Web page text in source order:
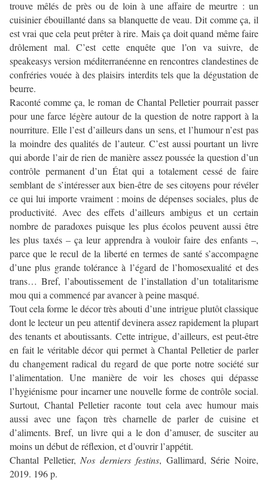
trouve mêlés de près ou de loin à une affaire de meurtre : un
cuisinier ébouillanté dans sa blanquette de veau. Dit comme ça, il
est vrai que cela peut prêter à rire. Mais ça doit quand même faire
drôlement mal. C’est cette enquête que l’on va suivre, de
speakeasys version méditerranéenne en rencontres clandestines de
confréries vouée à des plaisirs interdits tels que la dégustation de
beurre.
Raconté comme ça, le roman de Chantal Pelletier pourrait passer
pour une farce légère autour de la question de notre rapport à la
nourriture. Elle l’est d’ailleurs dans un sens, et l’humour n’est pas
la moindre des qualités de l’auteur. C’est aussi pourtant un livre
qui aborde l’air de rien de manière assez poussée la question d’un
contrôle permanent d’un État qui a totalement cessé de faire
semblant de s’intéresser aux bien-être de ses citoyens pour révéler
ce qui lui importe vraiment : moins de dépenses sociales, plus de
productivité. Avec des effets d’ailleurs ambigus et un certain
nombre de paradoxes puisque les plus écolos peuvent aussi être
les plus taxés – ça leur apprendra à vouloir faire des enfants –,
parce que le recul de la liberté en termes de santé s’accompagne
d’une plus grande tolérance à l’égard de l’homosexualité et des
trans… Bref, l’aboutissement de l’installation d’un totalitarisme
mou qui a commencé par avancer à peine masqué.
Tout cela forme le décor très abouti d’une intrigue plutôt classique
dont le lecteur un peu attentif devinera assez rapidement la plupart
des tenants et aboutissants. Cette intrigue, d’ailleurs, est peut-être
en fait le véritable décor qui permet à Chantal Pelletier de parler
du changement radical du regard de que porte notre société sur
l’alimentation. Une manière de voir les choses qui dépasse
l’hygiénisme pour incarner une nouvelle forme de contrôle social.
Surtout, Chantal Pelletier raconte tout cela avec humour mais
aussi avec une façon très charnelle de parler de cuisine et
d’aliments. Bref, un livre qui a le don d’amuser, de susciter au
moins un début de réflexion, et d’ouvrir l’appétit.
Chantal Pelletier, Nos derniers festins, Gallimard, Série Noire,
2019. 196 p.